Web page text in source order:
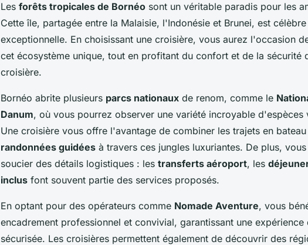
Les forêts tropicales de Bornéo sont un véritable paradis pour les
Cette île, partagée entre la Malaisie, l'Indonésie et Brunei, est
exceptionnelle. En choisissant une croisière, vous aurez l'occasion
cet écosystème unique, tout en profitant du confort et de la sécurité
croisière.
Bornéo abrite plusieurs parcs nationaux de renom, comme le
Danum, où vous pourrez observer une variété incroyable d'espèces
Une croisière vous offre l'avantage de combiner les trajets en
randonnées guidées à travers ces jungles luxuriantes. De plus,
soucier des détails logistiques : les transferts aéroport, les
inclus font souvent partie des services proposés.
En optant pour des opérateurs comme Nomade Aventure, vous
encadrement professionnel et convivial, garantissant une expérience
sécurisée. Les croisières permettent également de découvrir des